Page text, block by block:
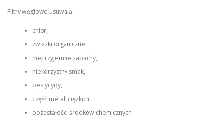
Filtry węglowe usuwają:
chlor,
związki organiczne,
nieprzyjemne zapachy,
niekorzystny smak,
pestycydy,
część metali ciężkich,
pozostałości środków chemicznych.